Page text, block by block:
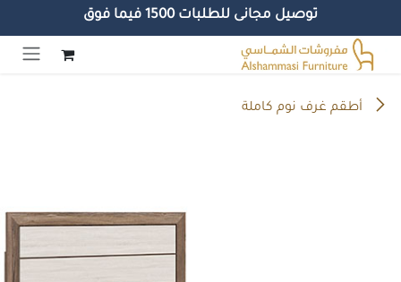
توصيل مجانى للطلبات 1500 فيما فوق
تخطي للذهاب إلى المحتوى
أطقم غرف نوم كاملة